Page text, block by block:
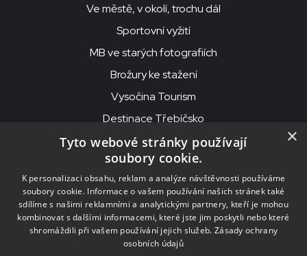
Ve městě, v okolí, trochu dál
Sportovní vyžití
MB ve starých fotografiích
Brožury ke stažení
Vysočina Tourism
Destinace Třebíčsko
© 2026MKS Beseda Mor. Budějovice
MKS Beseda, příspěvková organizace, Purcnerova 62, 676 02
Moravské Budějovice
IČO: 00091758, DIČ: CZ00091758, ID datové schránky: chjn2kd
×
Tyto webové stránky používají
soubory cookie.
K personalizaci obsahu, reklam a analýze návštěvnosti používáme
soubory cookie. Informace o vašem používání našich stránek také
sdílíme s našimi reklamními a analytickými partnery, kteří je mohou
kombinovat s dalšími informacemi, které jste jim poskytli nebo které
shromáždili při vašem používání jejich služeb. Zásady ochrany
osobních údajů